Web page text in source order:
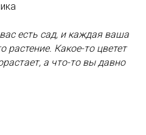
есть сад, и каждая ваша
растение. Какое-то цветет
а что-то вы давно